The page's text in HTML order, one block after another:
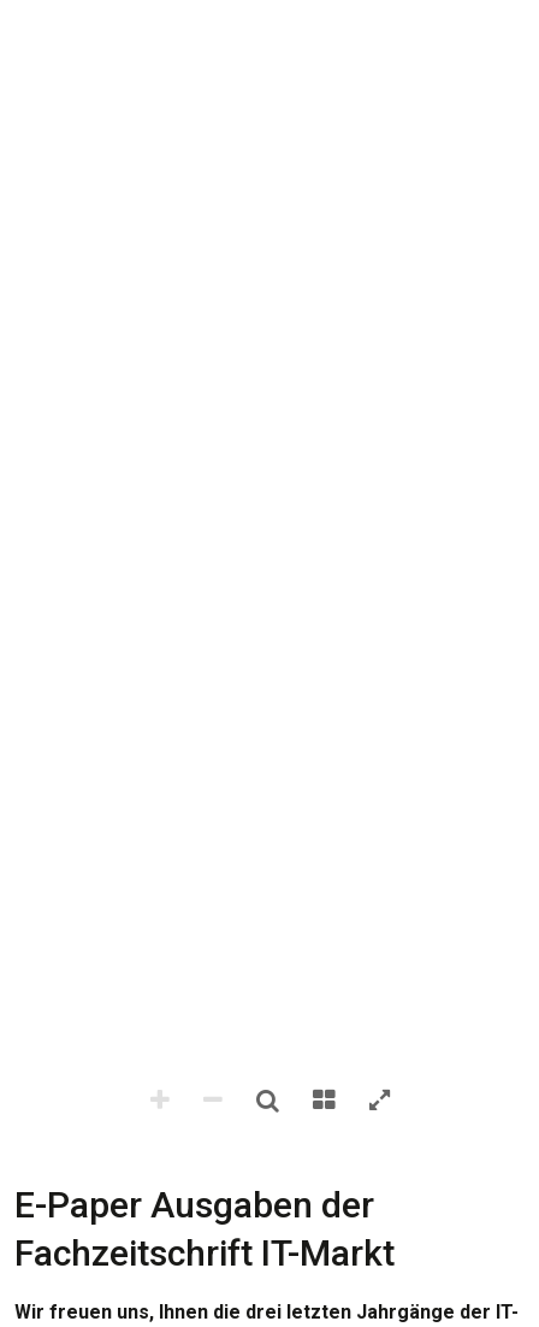
E-Paper Ausgaben der
Fachzeitschrift IT-Markt
Wir freuen uns, Ihnen die drei letzten Jahrgänge der IT-